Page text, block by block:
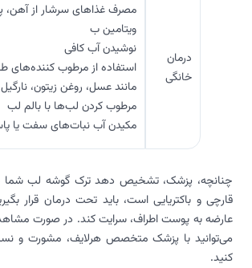
درمان
خانگی
مصرف غذاهای سرشار از آهن،
ویتامین ب
نوشیدن آب کافی
استفاده از مرطوب کننده‌های
مانند عسل، روغن زیتون، نارگیل
مرطوب کردن لب‌ها با بالم لب
مکیدن آب نبات‌های سفت یا
چنانچه، پزشک، تشخیص دهد ترک گوشه لب شما
قارچی و باکتریایی است، باید تحت درمان قرار
عارضه به پوست اطراف، سرایت کند. در صورت
می‌توانید با پزشک متخصص هرلایف، مشورت و
کنید.